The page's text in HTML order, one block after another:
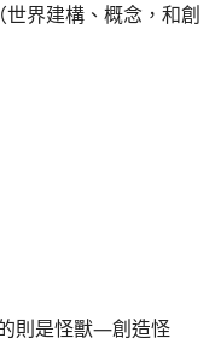
界建構、概念，和創
則是怪獸—創造怪